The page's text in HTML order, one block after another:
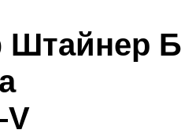
Штайнер